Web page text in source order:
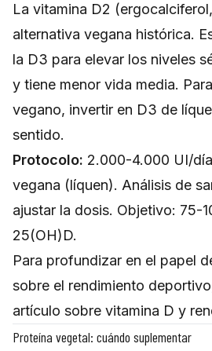
La vitamina D2
alternativa vegana histórica.
la D3 para elevar los niveles
y tiene menor vida media.
vegano, invertir en D3 de
sentido.
Protocolo: 2.000-4.000 UI/
vegana (líquen). Análisis de
ajustar la dosis. Objetivo: 75-
25(OH)D.
Para profundizar en el papel
sobre el rendimiento
artículo sobre vitamina D y
Proteína vegetal: cuándo suplementar